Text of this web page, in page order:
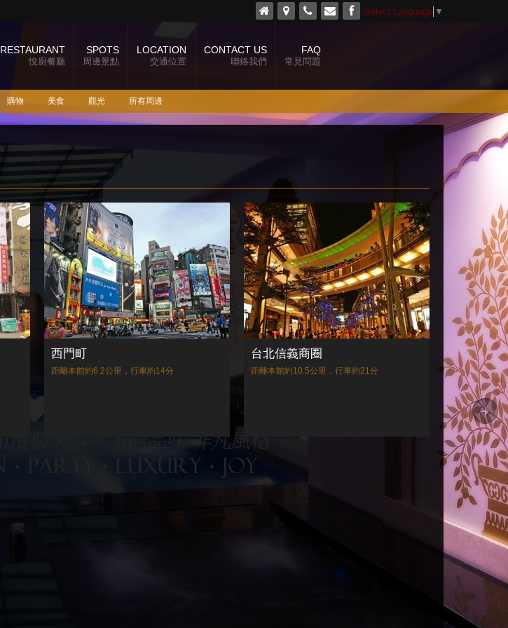
Select Language ▼
RESTAURANT
悅廚餐廳
SPOTS
周邊景點
購物 美食 觀光 所有周邊
LOCATION
交通位置
CONTACT US
聯絡我們
FAQ
常見問題
西門町
距離本館約6.2公里，行車約14分
台北信義商圈
距離本館約10.5公里，行車約21分